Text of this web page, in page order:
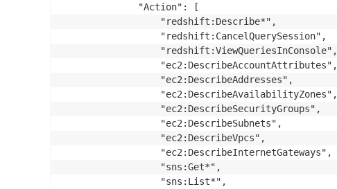
            "Action": [
                "redshift:Describe*",
                "redshift:CancelQuerySession",
                "redshift:ViewQueriesInConsole",
                "ec2:DescribeAccountAttributes",
                "ec2:DescribeAddresses",
                "ec2:DescribeAvailabilityZones",
                "ec2:DescribeSecurityGroups",
                "ec2:DescribeSubnets",
                "ec2:DescribeVpcs",
                "ec2:DescribeInternetGateways",
                "sns:Get*",
                "sns:List*",